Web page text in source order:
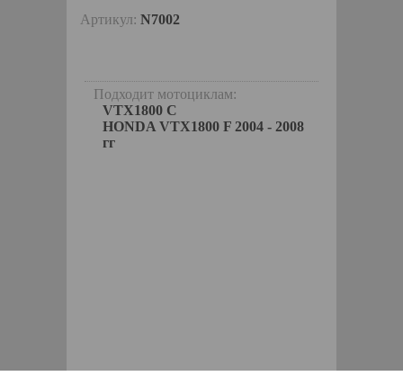
Артикул: N7002
Подходит мотоциклам:
VTX1800 C
HONDA VTX1800 F 2004 - 2008
гг